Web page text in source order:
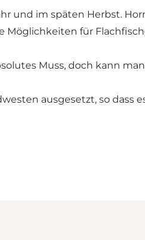
und im späten Herbst.
Möglichkeiten für
Muss, doch kann
ausgesetzt, so dass